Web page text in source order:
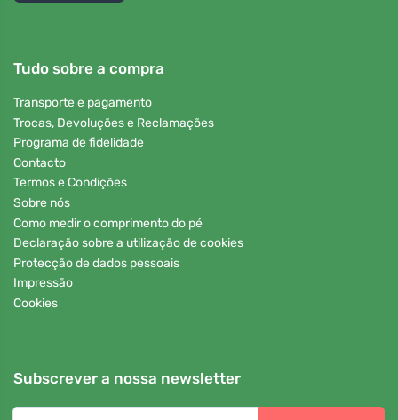
Tudo sobre a compra
Transporte e pagamento
Trocas, Devoluções e Reclamações
Programa de fidelidade
Contacto
Termos e Condições
Sobre nós
Como medir o comprimento do pé
Declaração sobre a utilização de cookies
Protecção de dados pessoais
Impressão
Cookies
Subscrever a nossa newsletter